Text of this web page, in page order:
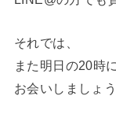
それでは、
また明日の20時
お会いしましょう